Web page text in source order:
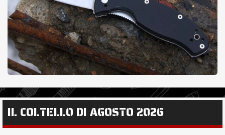
IL COLTELLO DI AGOSTO 2026